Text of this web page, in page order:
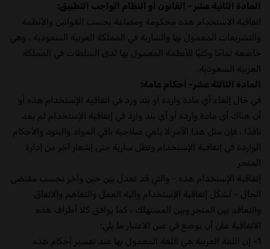
المادة الثانية عشر - القانون أو النظام الواجب التطبيق:
اتفاقية الاستخدام هذه محكومة ومصاغة بحسب القوانين والأنظمة
والتشريعات المعمول بها والسارية في المملكة العربية السعودية ، وهي
خاضعة تمامًا وكليًا للأنظمة المعمول بها لدى السلطات في المملكة
العربية السعودية.
المادة الثالثة عشر- أحكام عامة:
في حال إلغاء أي مادة واردة أو بند ورد في اتفاقية الإستخدام هذه أو
أن هناك أي مادة واردة أو أي بند وارد في إتفاقية الإستخدام لم يعد
نافذًا ، فإن مثل هذا الأمر لا يلغي صلاحية باقي المواد والبنود والأحكام
الواردة في إتفاقية الإستخدام وتظل سارية حتى إشعار آخر من إدارة
المتجر
إتفاقية الإستخدام هذه - والتي قد تعدل بين حين وآخر بحسب مقتضى
الحال - تُشكّل إتفاقية الإستخدام وآلية العمل والتفاهم والاتفاق
والتعاقد بين المتجر وبين المستهلك ، كما يوافق كلا أطراف هذه
الاتفاقية على أن يوضع في عين الاعتبار ما يلي:
1- إن اللغة العربية هي اللغة المعمول بها عند تفسير أحكام هذه